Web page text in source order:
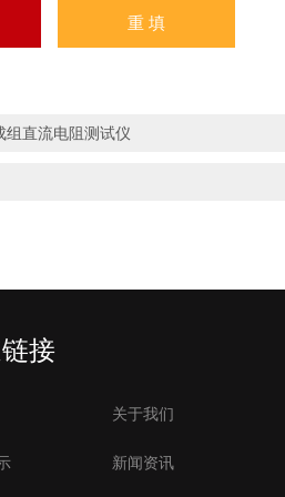
组直流电阻测试仪
接
关于我们
新闻资讯